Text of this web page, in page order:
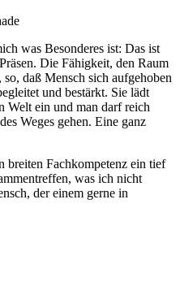
was Besonderes ist: Das ist
Die Fähigkeit, den Raum
daß Mensch sich aufgehoben
und bestärkt. Sie lädt
Welt ein und man darf reich
Weges gehen. Eine ganz
breiten Fachkompetenz ein tief
was ich nicht
der einem gerne in